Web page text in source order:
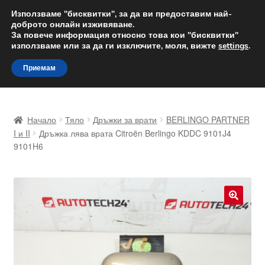
ДОСТАВКА от 12 лв.
Доставка по целия свят
Skip
to
navigation
Skip
to
content
Доставка по целия свят
Начало Тяло Дръжки за врати
BERLINGO PARTNER
I и II
Дръжка лява врата Citroën Berlingo KDDC 9101J4
9101H6
🔍
Използваме "бисквитки", за да ви предоставим най-
доброто онлайн изживяване.
За повече информация относно това кои "бисквитки"
използваме или за да ги изключите, моля, вижте settings.
Приемам